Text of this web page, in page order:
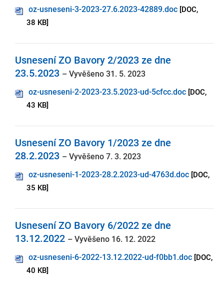
oz-usneseni-3-2023-27.6.2023-42889.doc [DOC,
38 KB]
Usnesení ZO Bavory 2/2023 ze dne
23.5.2023 – Vyvěšeno 31. 5. 2023
oz-usneseni-2-2023-23.5.2023-ud-5cfcc.doc [DOC,
43 KB]
Usnesení ZO Bavory 1/2023 ze dne
28.2.2023 – Vyvěšeno 7. 3. 2023
oz-usneseni-1-2023-28.2.2023-ud-4763d.doc [DOC,
35 KB]
Usnesení ZO Bavory 6/2022 ze dne
13.12.2022 – Vyvěšeno 16. 12. 2022
oz-usneseni-6-2022-13.12.2022-ud-f0bb1.doc [DOC,
40 KB]